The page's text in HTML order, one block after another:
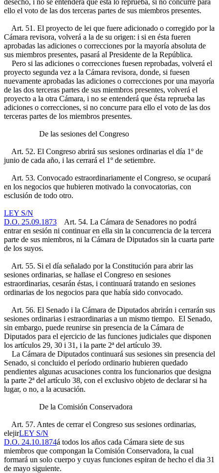
desechó, i no se entenderá que ésta lo reprueba, si no concurre para
ello el voto de las dos terceras partes de sus miembros presentes.
Art. 51. El proyecto de lei que fuere adicionado o corregido por la
Cámara revisora, volverá a la de su origen: i si en ésta fueren
aprobadas las adiciones o correcciones por la mayoría absoluta de
sus miembros presentes, pasará al Presidente de la República.
Pero si las adiciones o correcciones fuesen reprobadas, volverá el
proyecto segunda vez a la Cámara revisora, donde, si fuesen
nuevamente aprobadas las adiciones o correcciones por una mayoría
de las dos terceras partes de sus miembros presentes, volverá el
proyecto a la otra Cámara, i no se entenderá que ésta reprueba las
adiciones o correcciones, si no concurre para ello el voto de las dos
terceras partes de los miembros presentes.
De las sesiones del Congreso
Art. 52. El Congreso abrirá sus sesiones ordinarias el día 1º de
junio de cada año, i las cerrará el 1º de setiembre.
Art. 53. Convocado estraordinariamente el Congreso, se ocupará
en los negocios que hubieren motivado la convocatorias, con
esclusión de todo otro.
LEY S/N
D.O. 25.09.1873 Art. 54. La Cámara de Senadores no podrá
entrar en sesión ni continuar en ella sin la concurrencia de la tercera
parte de sus miembros, ni la Cámara de Diputados sin la cuarta parte
de los suyos.
Art. 55. Si el día señalado por la Constitución para abrir las
sesiones ordinarias, se hallase el Congreso en sesiones
estraordinarias, cesarán éstas, i continuará tratando en sesiones
ordinarias de los negocios para que había sido convocado.
Art. 56. El Senado i la Cámara de Diputados abrirán i cerrarán sus
sesiones ordinarias i estraordinarias a un mismo tiempo. El Senado,
sin embargo, puede reunirse sin presencia de la Cámara de
Diputados para el ejercicio de las funciones judiciales que disponen
los artículos 29, 30 i 31, i la parte 2ª del artículo 39.
La Cámara de Diputados continuará sus sesiones sin presencia del
Senado, si concluido el período ordinario hubieren quedado
pendientes algunas acusaciones contra los funcionarios que designa
la parte 2ª del artículo 38, con el exclusivo objeto de declarar si ha
lugar, o no, a la acusación.
De la Comisión Conservadora
Art. 57. Antes de cerrar el Congreso sus sesiones ordinarias,
elejirLEY S/N
D.O. 24.10.1874á todos los años cada Cámara siete de sus
miembros que compongan la Comisión Conservadora, la cual
formará un solo cuerpo y cuyas funciones espiran de hecho el dia 31
de mayo siguiente.